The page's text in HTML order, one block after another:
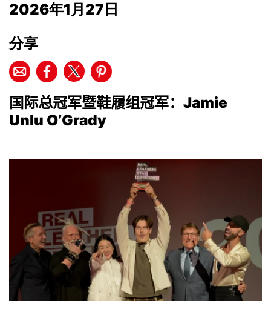
2026年1月27日
分享
国际总冠军暨鞋履组冠军： Jamie
Unlu O’Grady